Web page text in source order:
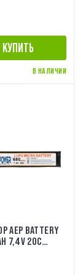
КУПИТЬ
В НАЛИЧИИ
AEP BATTERY
7,4V 20C
IPOWER